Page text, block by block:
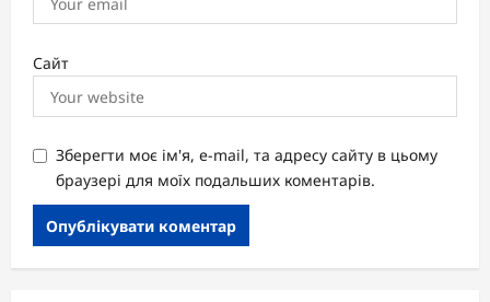
Сайт
Зберегти моє ім'я, e-mail, та адресу сайту в цьому
браузері для моїх подальших коментарів.